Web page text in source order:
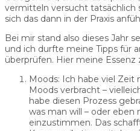
vermitteln versucht tatsächlich
sich das dann in der Praxis
Bei mir stand also dieses Jahr
und ich durfte meine Tipps für
überprüfen. Hier meine
Moods: Ich habe viel
Moods verbracht –
habe diesen Prozess
was man will – oder eben
einzustimmen. Das